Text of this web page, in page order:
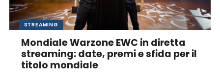
STREAMING
Mondiale Warzone EWC in diretta
streaming: date, premi e sfida per il
titolo mondiale